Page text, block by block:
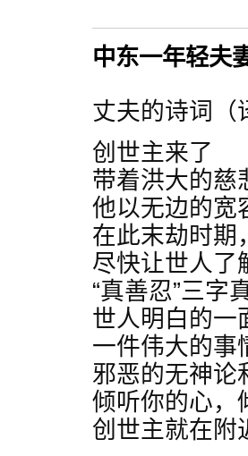
中东一年轻夫
丈夫的诗词（
创世主来了
带着洪大的慈
他以无边的宽
在此末劫时期
尽快让世人了
“真善忍”三字
世人明白的一
一件伟大的事
邪恶的无神论
倾听你的心，
创世主就在附